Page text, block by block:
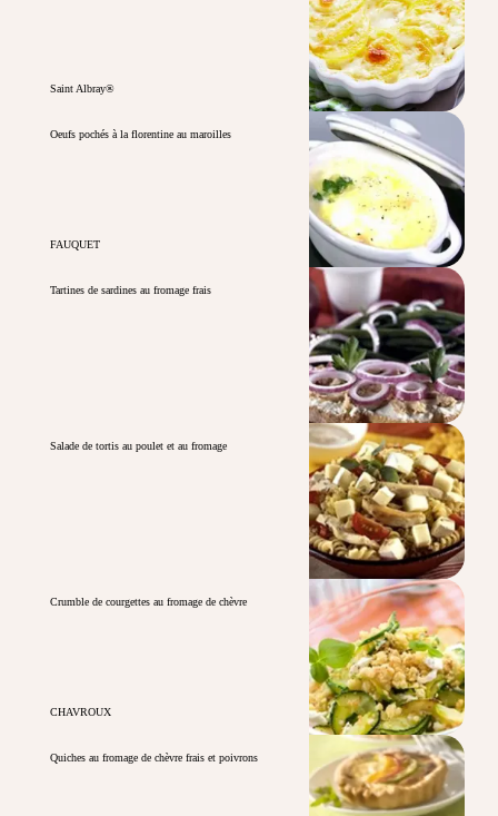
Saint Albray®
Oeufs pochés à la florentine au maroilles
FAUQUET
Tartines de sardines au fromage frais
Salade de tortis au poulet et au fromage
Crumble de courgettes au fromage de chèvre
CHAVROUX
Quiches au fromage de chèvre frais et poivrons